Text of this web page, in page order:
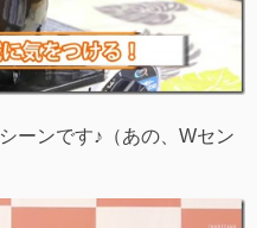
ーンです♪（あの、Wセン